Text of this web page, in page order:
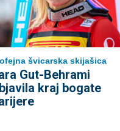
švicarska skijašica
Gut-Behrami
kraj bogate